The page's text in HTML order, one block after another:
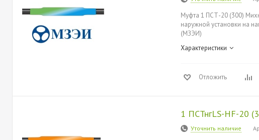
Муфта 1 ПСТ-20 (300)
наружной установки на
(МЗЭИ)
Характеристики
Отложить
1 ПСТнгLS-HF-20
Уточнить наличие